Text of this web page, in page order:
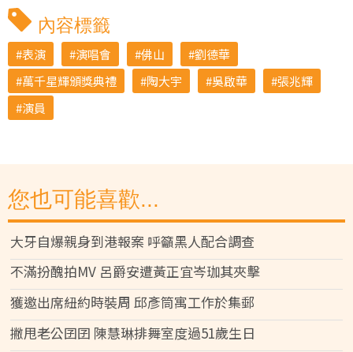
內容標籤
表演 演唱會 佛山
劉德華
萬千星輝頒獎典禮
陶大宇 吳啟華
張兆輝
演員
您也可能喜歡...
大牙自爆親身到港報案 呼籲黑人配合調查
不滿扮醜拍MV 呂爵安遭黃正宜岑珈其夾擊
獲邀出席紐約時裝周 邱彥筒寓工作於集郵
撇甩老公囝囝 陳慧琳排舞室度過51歲生日